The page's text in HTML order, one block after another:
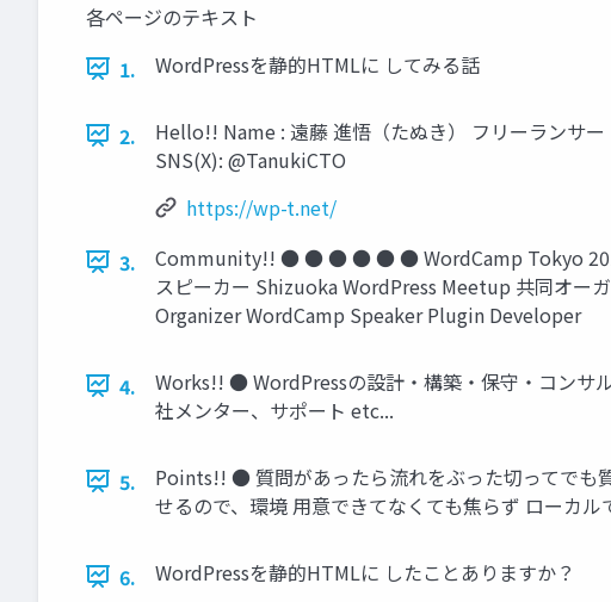
各ページのテキスト
1.
WordPressを静的HTMLに してみる話
2.
Hello!! Name : 遠藤 進悟（たぬき） フリーランサ
SNS(X): @TanukiCTO
https://wp-t.net/
3.
Community!! ● ● ● ● ● ● WordCamp Tokyo 2013
スピーカー Shizuoka WordPress Meetup 共同オ
Organizer WordCamp Speaker Plugin Developer
4.
Works!! ● WordPressの設計・構築・保守・コンサ
社メンター、サポート etc...
5.
Points!! ● 質問があったら流れをぶった切ってでも
せるので、環境 用意できてなくても焦らず ローカ
6. WordPressを静的HTMLに したことありますか？